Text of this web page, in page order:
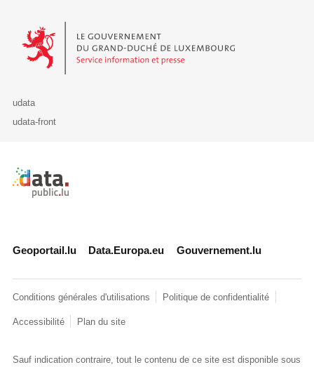
Le Gouvernement du Grand-Duché de Luxembourg - Service
udata
udata-front
Retour à l'accueil de data.public.lu
Geoportail.lu Data.Europa.eu Gouvernement.lu
Conditions générales d'utilisations Politique de confidentialité
Accessibilité Plan du site
Sauf indication contraire, tout le contenu de ce site est disponible sous